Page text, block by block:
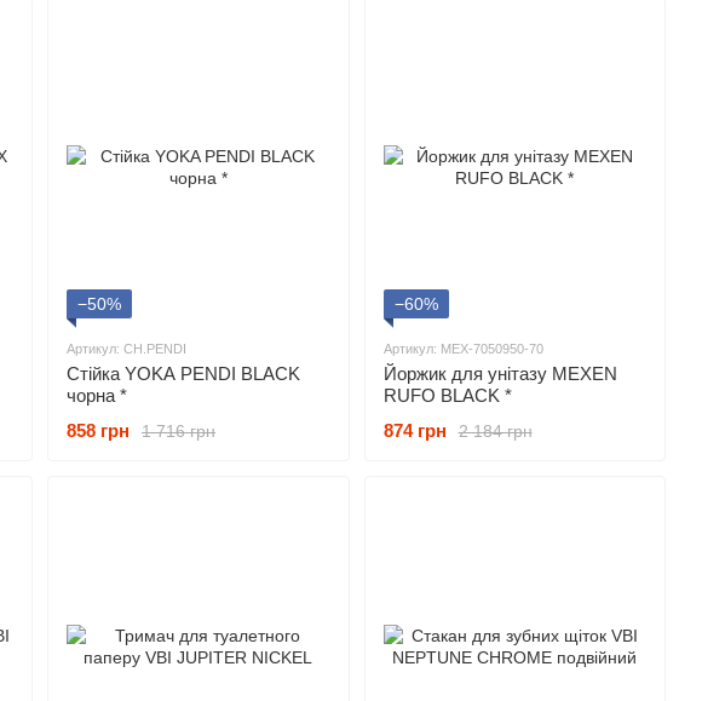
−50%
Артикул: CH.PENDI
Стійка YOKA PENDI BLACK
чорна *
1 716 грн
858 грн
−60%
Артикул: MEX-7050950-70
Йоржик для унітазу MEXEN
RUFO BLACK *
2 184 грн
874 грн